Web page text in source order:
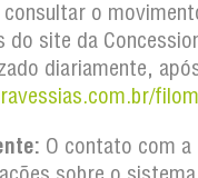
o
site da
diariamente,
O contato com a